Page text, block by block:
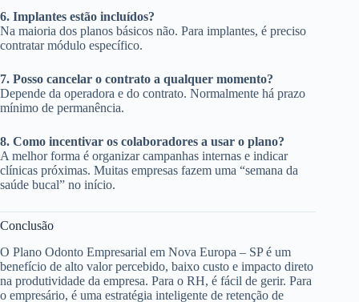
6. Implantes estão incluídos?
Na maioria dos planos básicos não. Para implantes, é preciso
contratar módulo específico.
7. Posso cancelar o contrato a qualquer momento?
Depende da operadora e do contrato. Normalmente há prazo
mínimo de permanência.
8. Como incentivar os colaboradores a usar o plano?
A melhor forma é organizar campanhas internas e indicar
clínicas próximas. Muitas empresas fazem uma “semana da
saúde bucal” no início.
Conclusão
O Plano Odonto Empresarial em Nova Europa – SP é um
benefício de alto valor percebido, baixo custo e impacto direto
na produtividade da empresa. Para o RH, é fácil de gerir. Para
o empresário, é uma estratégia inteligente de retenção de